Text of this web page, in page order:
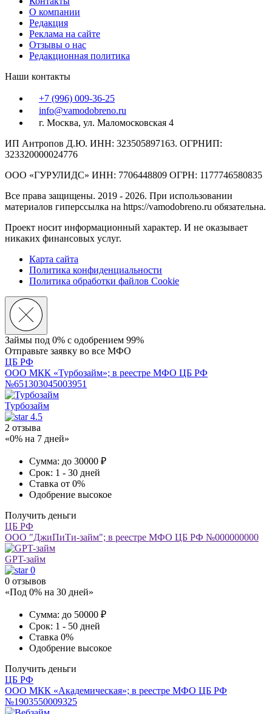
О компании
Редакция
Реклама на сайте
Отзывы о нас
Редакционная политика
Наши контакты
+7 (996) 009-36-25
info@vamodobreno.ru
г. Москва, ул. Маломосковская 4
ИП Антропов Д.Ю. ИНН: 323505897163. ОГРНИП:
323320000024776
ООО «ГУРУЛИДС» ИНН: 7706448809 ОГРН: 1177746580835
Все права защищены. 2019 - 2026. При использовании
материалов гиперссылка на https://vamodobreno.ru обязательна.
Проект носит информационный характер. И не оказывает
никаких финансовых услуг.
Карта сайта
Политика конфиденциальности
Политика обработки файлов Cookie
Займы под 0% с одобрением 99%
Отправьте заявку во все МФО
ЦБ РФ
ООО МКК «Турбозайм»; в реестре МФО ЦБ РФ
№651303045003951
Турбозайм
4.5
2 отзыва
«0% на 7 дней»
Сумма: до 30000 ₽
Срок: 1 - 30 дней
Ставка от 0%
Одобрение высокое
Получить деньги
ЦБ РФ
ООО "ДжиПиТи-займ"; в реестре МФО ЦБ РФ №000000000
GPT-займ
0
0 отзывов
«Под 0% на 30 дней»
Сумма: до 50000 ₽
Срок: 1 - 50 дней
Ставка 0%
Одобрение высокое
Получить деньги
ЦБ РФ
ООО МКК «Академическая»; в реестре МФО ЦБ РФ
№1903550009325